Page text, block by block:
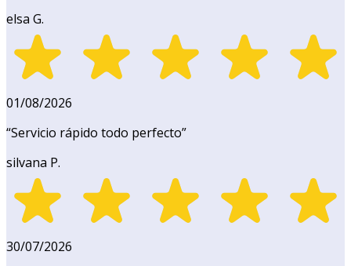
elsa G.
01/08/2026
“Servicio rápido todo perfecto”
silvana P.
30/07/2026